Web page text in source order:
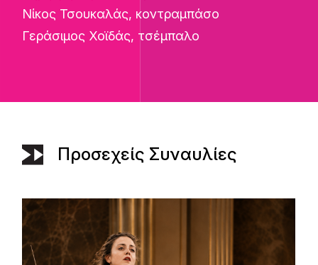
Νίκος Τσουκαλάς, κοντραμπάσο
Γεράσιμος Χοϊδάς, τσέμπαλο
Προσεχείς Συναυλίες